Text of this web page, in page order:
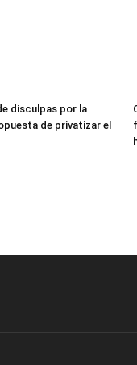
disculpas por la
de privatizar el